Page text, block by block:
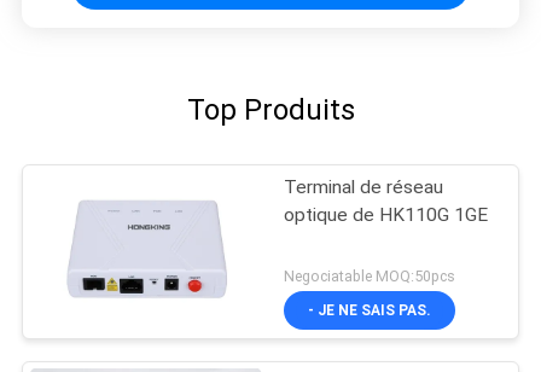
Top Produits
Terminal de réseau
optique de HK110G 1GE
Negociatable MOQ:50pcs
- JE NE SAIS PAS.